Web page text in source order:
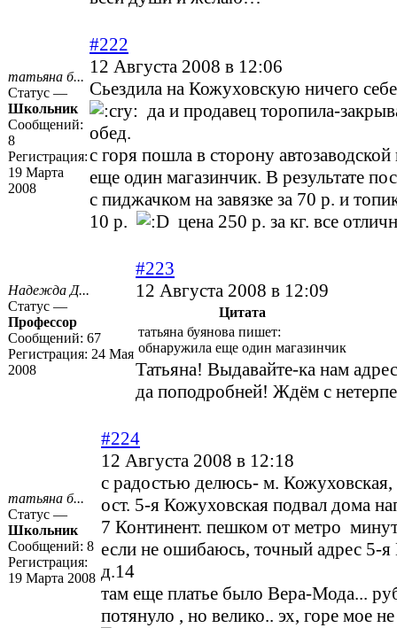
татьяна б...
Статус —
Школьник
Сообщений:
8
Регистрация:
19 Марта
2008
#222
12 Августа 2008 в 12:06
Сьездила на Кожуховскую ничего
да и продавец торопила-
обед.
с горя пошла в сторону
еще один магазинчик. В результате
с пиджачком на завязке за 70 р. и
10 р.
цена 250 р. за кг. все
Надежда Д...
Статус —
Профессор
Сообщений: 67
Регистрация: 24 Мая
2008
#223
12 Августа 2008 в 12:09
Цитата
татьяна буянова пишет:
обнаружила еще один магазинчик
Татьяна! Выдавайте-ка нам
да поподробней! Ждём с
татьяна б...
Статус —
Школьник
Сообщений: 8
Регистрация:
19 Марта 2008
#224
12 Августа 2008 в 12:18
с радостью делюсь- м. Кожуховская,
ост. 5-я Кожуховская подвал дома
7 Континент. пешком от метро
если не ошибаюсь, точный адрес 5-я
д.14
там еще платье было Вера-Мода...
потянуло , но велико.. эх, горе мое